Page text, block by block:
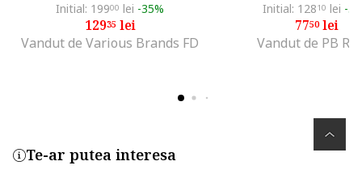
Initial: 19900 lei -35%
12935lei
Vandut de Various Brands FD
Initial: 12810 lei -
7750lei
Vandut de PB
Te-ar putea interesa